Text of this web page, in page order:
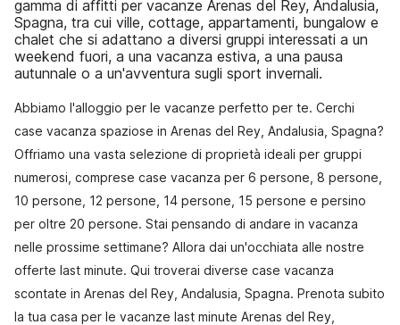
gamma di affitti per vacanze Arenas del Rey, Andalusia,
Spagna, tra cui ville, cottage, appartamenti, bungalow e
chalet che si adattano a diversi gruppi interessati a un
weekend fuori, a una vacanza estiva, a una pausa
autunnale o a un'avventura sugli sport invernali.
Abbiamo l'alloggio per le vacanze perfetto per te. Cerchi
case vacanza spaziose in Arenas del Rey, Andalusia, Spagna?
Offriamo una vasta selezione di proprietà ideali per gruppi
numerosi, comprese case vacanza per 6 persone, 8 persone,
10 persone, 12 persone, 14 persone, 15 persone e persino
per oltre 20 persone. Stai pensando di andare in vacanza
nelle prossime settimane? Allora dai un'occhiata alle nostre
offerte last minute. Qui troverai diverse case vacanza
scontate in Arenas del Rey, Andalusia, Spagna. Prenota subito
la tua casa per le vacanze last minute Arenas del Rey,